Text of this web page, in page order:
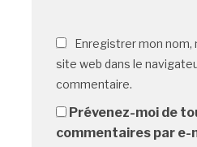
Enregistrer mon nom,
site web dans le
commentaire.
Prévenez-moi de
commentaires par e-